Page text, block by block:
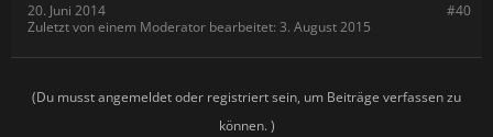
#40
20. Juni 2014
Zuletzt von einem Moderator bearbeitet: 3. August 2015
(Du musst angemeldet oder registriert sein, um Beiträge verfassen zu
können. )